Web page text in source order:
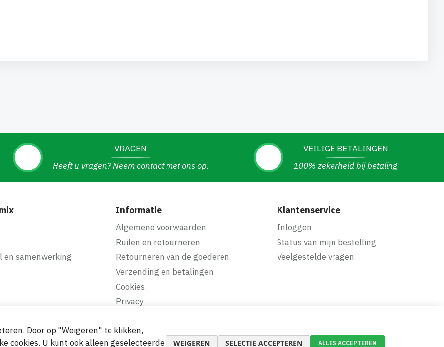
VRAGEN
Heeft u vragen? Neem contact met ons op.
VEILIGE BETALINGEN
100% zekerheid bij betaling
en samenwerking
Informatie
Algemene voorwaarden
Ruilen en retourneren
Retourneren van de goederen
Verzending en betalingen
Cookies
Privacy
Klantenservice
Inloggen
Status van mijn bestelling
Veelgestelde vragen
betalingen
Door op "Weigeren" te klikken,
cookies. U kunt ook alleen geselecteerde
WEIGEREN SELECTIE ACCEPTEREN ALLES ACCEPTEREN